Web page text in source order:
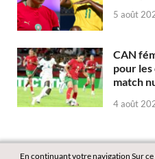
5 août
CAN
pour
match
4 août
En continuant votre navigation Sur